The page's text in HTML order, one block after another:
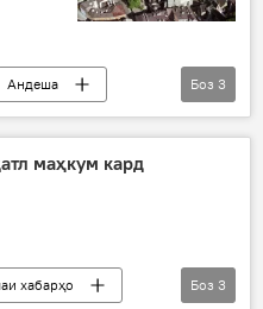
Андеша
Дар Русия
Боз 3
маҳкум кард
хабарҳо
Боз 3